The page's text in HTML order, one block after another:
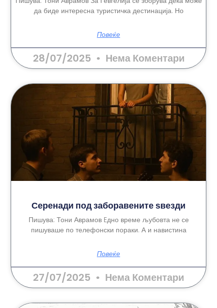
да биде интересна туристичка дестинација. Но
Повеќе
28/07/2025 Нема Коментари
Серенади под заборавените ѕвезди
Пишува: Тони Аврамов Eдно време љубовта не се
пишуваше по телефонски пораки. А и навистина
Повеќе
27/07/2025 Нема Коментари